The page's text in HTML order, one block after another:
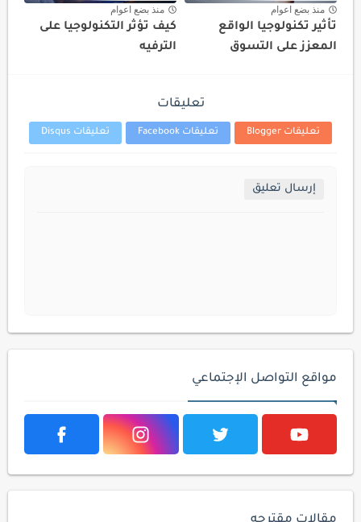
منذ بضع اعوام
تأثير تكنولوجيا الواقع
المعزز على التسوق
منذ بضع اعوام
كيف تؤثر التكنولوجيا على
الترفيه
تعليقات
تعليقات Blogger تعليقات Facebook تعليقات Disqus
إرسال تعليق
مواقع التواصل الإجتماعي